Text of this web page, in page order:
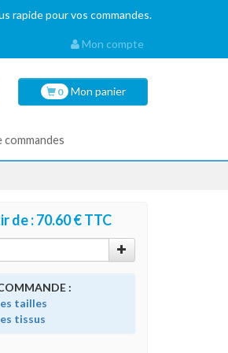
rapide pour vos commandes.
Mon compte
0 Mon panier
commandes
de : 70.60 € TTC
:
tailles
tissus